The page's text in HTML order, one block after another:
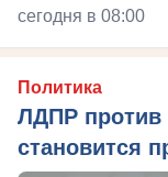
сегодня в 08:00
Политика
ЛДПР против
становится